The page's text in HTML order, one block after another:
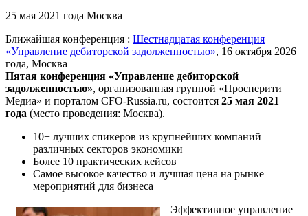
25 мая 2021 года Москва
Ближайшая конференция : Шестнадцатая конференция
«Управление дебиторской задолженностью», 16 октября 2026
года, Москва
Пятая конференция «Управление дебиторской
задолженностью», организованная группой «Просперити
Медиа» и порталом CFO-Russia.ru, состоится 25 мая 2021
года (место проведения: Москва).
10+ лучших спикеров из крупнейших компаний
различных секторов экономики
Более 10 практических кейсов
Самое высокое качество и лучшая цена на рынке
мероприятий для бизнеса
Эффективное управление